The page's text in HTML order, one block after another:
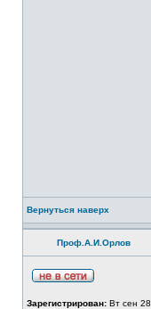
Вернуться наверх
Проф.А.И.Орлов
Зарегистрирован: Вт сен 28,